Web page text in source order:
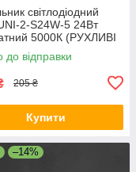
світлодіодний
2-S24W-5 24Вт
5000К (РУХЛИВІ
до відправки
205 ₴
Купити
–14%